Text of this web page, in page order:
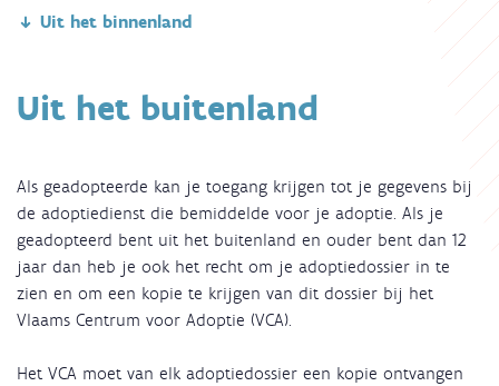
Uit het binnenland
Uit het buitenland
Als geadopteerde kan je toegang krijgen tot je gegevens bij
de adoptiedienst die bemiddelde voor je adoptie. Als je
geadopteerd bent uit het buitenland en ouder bent dan 12
jaar dan heb je ook het recht om je adoptiedossier in te
zien en om een kopie te krijgen van dit dossier bij het
Vlaams Centrum voor Adoptie (VCA).
Het VCA moet van elk adoptiedossier een kopie ontvangen